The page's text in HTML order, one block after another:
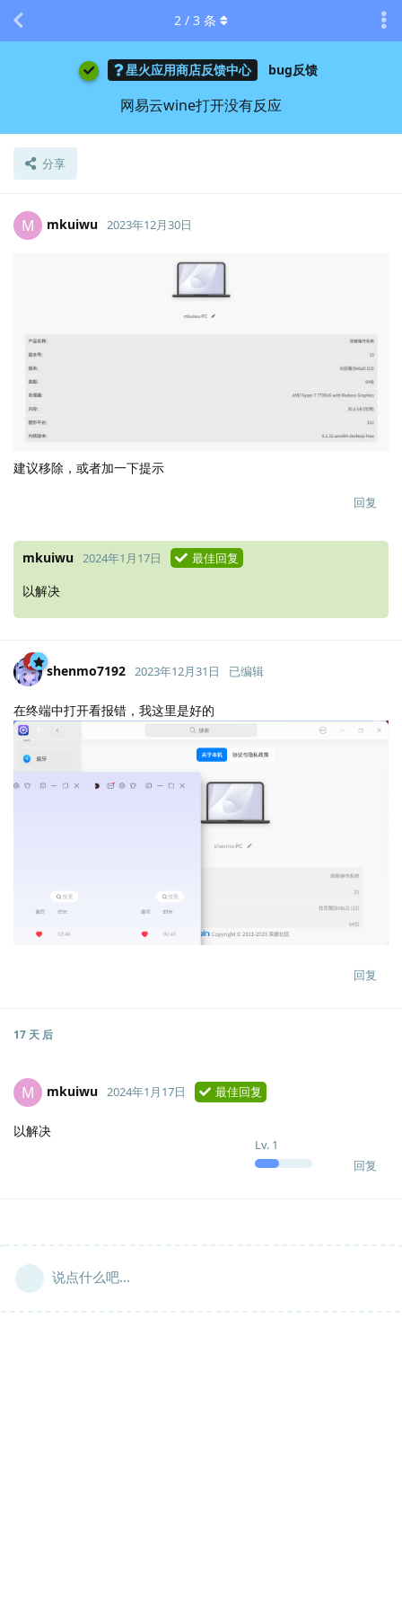
星火应用商店反馈中心 bug反馈
网易云wine打开没有反应
分享
2 / 3 条
M mkuiwu 2023年12月30日
建议移除，或者加一下提示
回复
mkuiwu 2024年1月17日 最佳回复
以解决
shenmo7192
Lv.237
2023年12月31日 已编辑
在终端中打开看报错，我这里是好的
回复
17 天后
M mkuiwu
Lv. 1
2024年1月17日 最佳回复
以解决
回复
说点什么吧...